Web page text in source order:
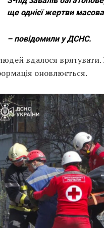
ще однієї жертви
– повідомили у ДСНС.
вдалося
оновлюється.